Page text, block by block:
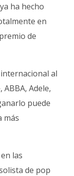
ha hecho
en
de
al
Adele,
puede
más
las
de pop